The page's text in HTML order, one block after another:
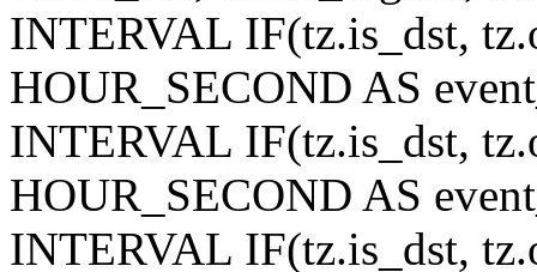
INTERVAL IF(tz.is_dst,
HOUR_SECOND AS
INTERVAL IF(tz.is_dst,
HOUR_SECOND AS
INTERVAL IF(tz.is_dst,